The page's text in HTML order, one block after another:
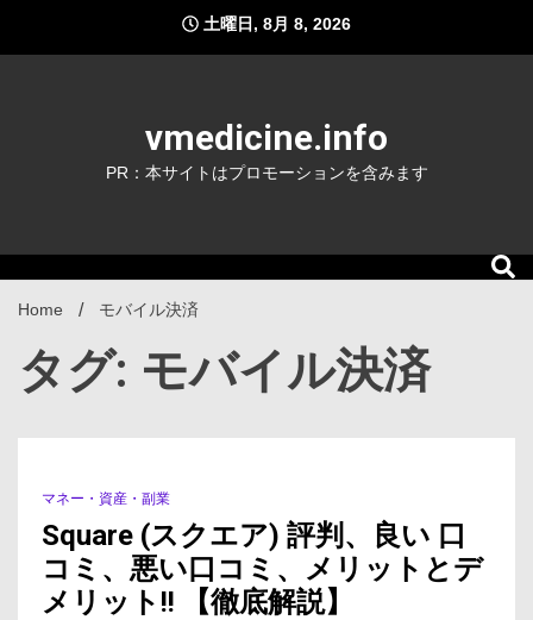
content
土曜日, 8月 8, 2026
vmedicine.info
PR：本サイトはプロモーションを含みます
Home モバイル決済
タグ: モバイル決済
2 Minutes
マネー・資産・副業
Square (スクエア) 評判、良い 口
コミ、悪い口コミ、メリットとデ
メリット!! 【徹底解説】